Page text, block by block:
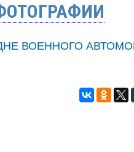
ВОЕННОГО